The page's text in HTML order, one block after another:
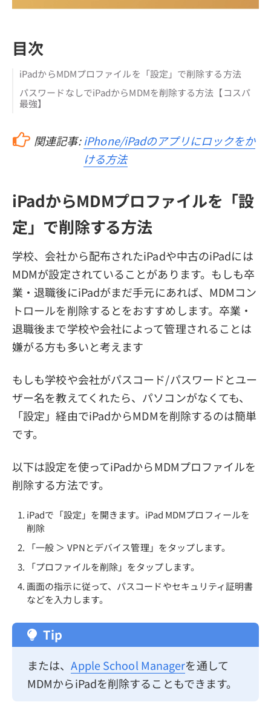
目次
iPadからMDMプロファイルを「設定」で削除する方法
パスワードなしでiPadからMDMを削除する方法【コスパ
最強】
関連記事: iPhone/iPadのアプリにロックをか
ける方法
iPadからMDMプロファイルを「設
定」で削除する方法
学校、会社から配布されたiPadや中古のiPadには
MDMが設定されていることがあります。もしも卒
業・退職後にiPadがまだ手元にあれば、MDMコン
トロールを削除するとをおすすめします。卒業・
退職後まで学校や会社によって管理されることは
嫌がる方も多いと考えます
もしも学校や会社がパスコード/パスワードとユー
ザー名を教えてくれたら、パソコンがなくても、
「設定」経由でiPadからMDMを削除するのは簡単
です。
以下は設定を使ってiPadからMDMプロファイルを
削除する方法です。
iPadで「設定」を開きます。iPad MDMプロフィールを
削除
「一般 ＞ VPNとデバイス管理」をタップします。
「プロファイルを削除」をタップします。
画面の指示に従って、パスコードやセキュリティ証明書
などを入力します。
Tip
または、Apple School Managerを通して
MDMからiPadを削除することもできます。